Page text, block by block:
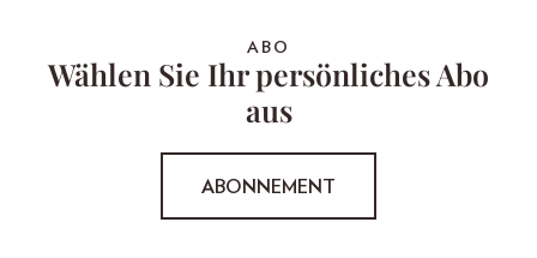
ABO
Wählen Sie Ihr persönliches Abo
aus
ABONNEMENT